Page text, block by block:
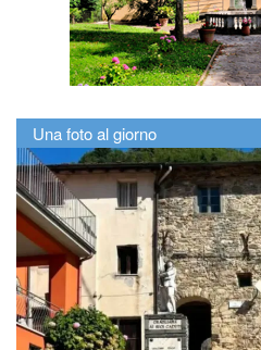
Una foto al giorno